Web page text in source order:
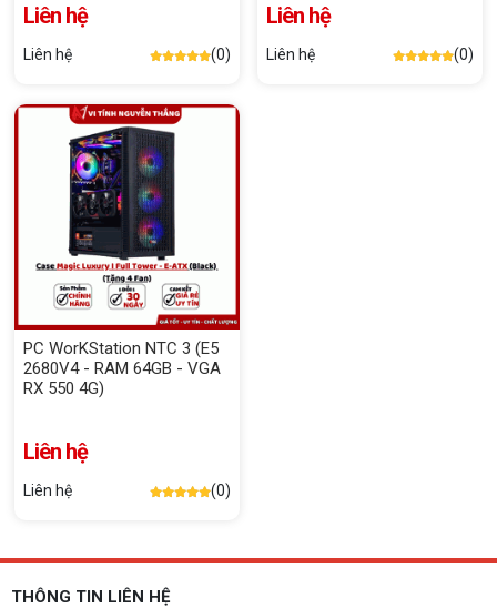
Liên hệ
Liên hệ (0)
Liên hệ
Liên hệ (0)
PC WorKStation NTC 3 (E5
2680V4 - RAM 64GB - VGA
RX 550 4G)
Liên hệ
Liên hệ (0)
THÔNG TIN LIÊN HỆ